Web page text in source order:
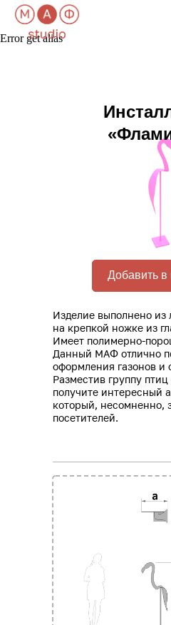
Error get alias
Изделие выполнено из
на крепкой ножке из
Имеет полимерно-
Данный МАФ отлично
оформления газонов и
Разместив группу
получите интересный
который, несомненно,
посетителей.
Добавить в